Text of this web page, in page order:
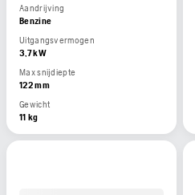
Aandrijving
Benzine
Uitgangsvermogen
3,7 kW
Max snijdiepte
122 mm
Gewicht
11 kg